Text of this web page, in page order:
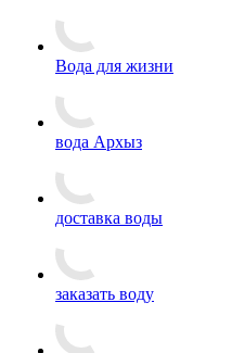
Вода для жизни
вода Архыз
доставка воды
заказать воду